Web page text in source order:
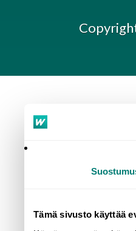
Tämä sivusto käyttää